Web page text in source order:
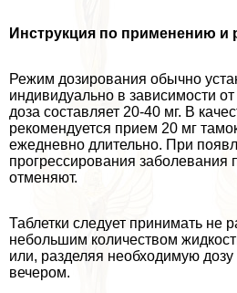
Инструкция по применению и
Режим дозирования обычно
индивидуально в зависимости
доза составляет 20-40 мг. В
рекомендуется прием 20 мг
ежедневно длительно. При
прогрессирования заболевания
отменяют.
Таблетки следует принимать не
небольшим количеством
или, разделяя необходимую
вечером.